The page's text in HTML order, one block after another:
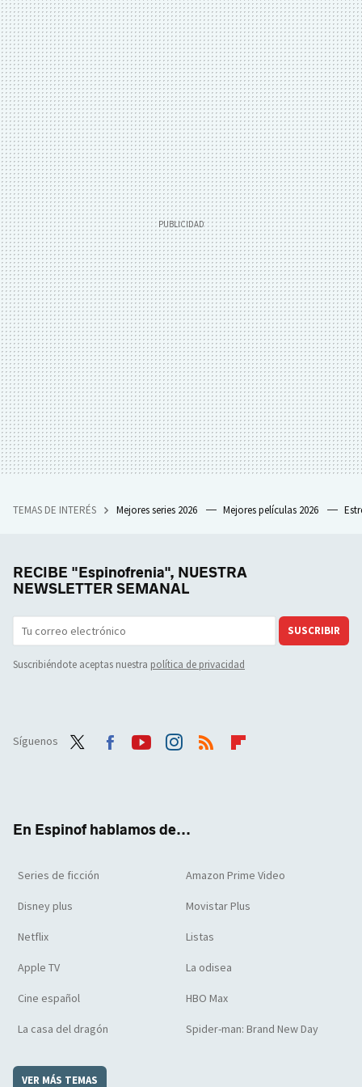
TEMAS DE INTERÉS Mejores series 2026 Mejores películas 2026
RECIBE "Espinofrenia", NUESTRA
NEWSLETTER SEMANAL
SUSCRIBIR
Suscribiéndote aceptas nuestra política de privacidad
Síguenos
En Espinof hablamos de...
Series de ficción Amazon Prime Video
Disney plus Movistar Plus
Netflix Listas
Apple TV La odisea
Cine español HBO Max
La casa del dragón Spider-man: Brand New Day
VER MÁS TEMAS